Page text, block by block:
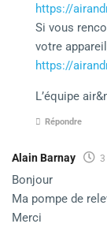
https://
Si vous
votre
https://
L’équipe
Répondre
Alain Barnay 3
Bonjour
Ma pompe de
Merci